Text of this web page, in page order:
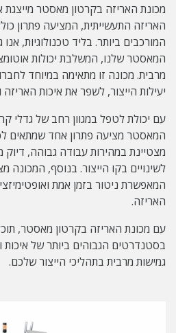
מכונת האריזה בקרטון מאסטר
האריזה התעשייתית, המציעה פתרון
המורכבים ביותר. בליד טכנולוגיות,
המאסטר שלנו, המשלבת יכולות
מרבית. מכונה זו מתאימה במיוחד
יעילות הייצור, לשפר את איכות
עם יכולת לטפל במגוון רחב של גדלי
המאסטר מציעה פתרון אחד שמתאים
מצטיינת במהירות עבודה גבוהה,
לשינויים בקו הייצור. בנוסף,
המאפשרת ניטור בזמן אמת
האריזה.
עם מכונת האריזה בקרטון מאסטר,
בסטנדרטים הגבוהים ביותר של איכות
גמישות מרבית בתהליכי הייצור שלכם.